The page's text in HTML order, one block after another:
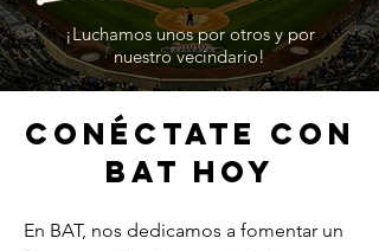
¡Luchamos unos por otros y por
nuestro vecindario!
CONÉCTATE CON
BAT HOY
En BAT, nos dedicamos a fomentar un